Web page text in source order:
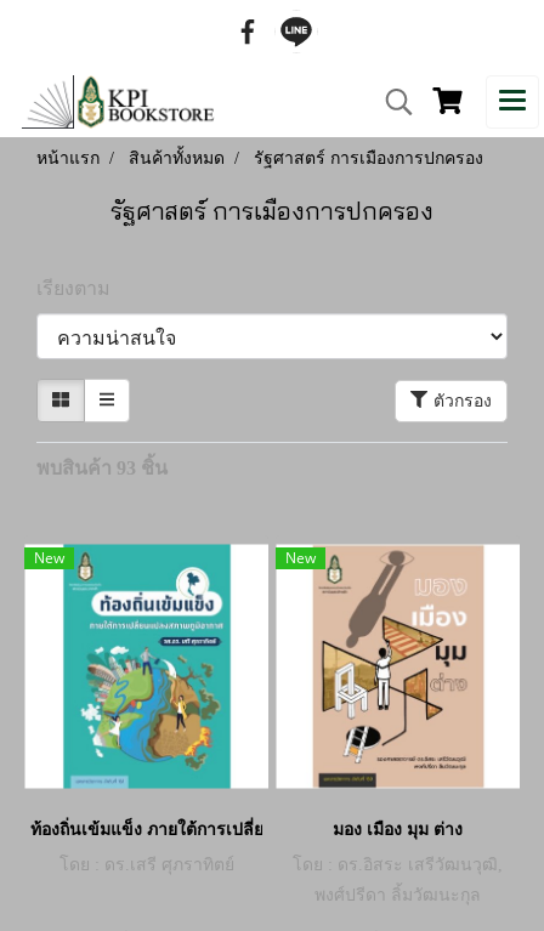
หน้าแรก สินค้าทั้งหมด รัฐศาสตร์ การเมืองการปกครอง
รัฐศาสตร์ การเมืองการปกครอง
เรียงตาม
ตัวกรอง
พบสินค้า 93 ชิ้น
New
ท้องถิ่นเข้มแข็ง ภายใต้การเปลี่ยนแปลงสภาพภูมิอากาศ
โดย : ดร.เสรี ศุภราทิตย์
New
มอง เมือง มุม ต่าง
โดย : ดร.อิสระ เสรีวัฒนวุฒิ,
พงศ์ปรีดา ลิ้มวัฒนะกุล